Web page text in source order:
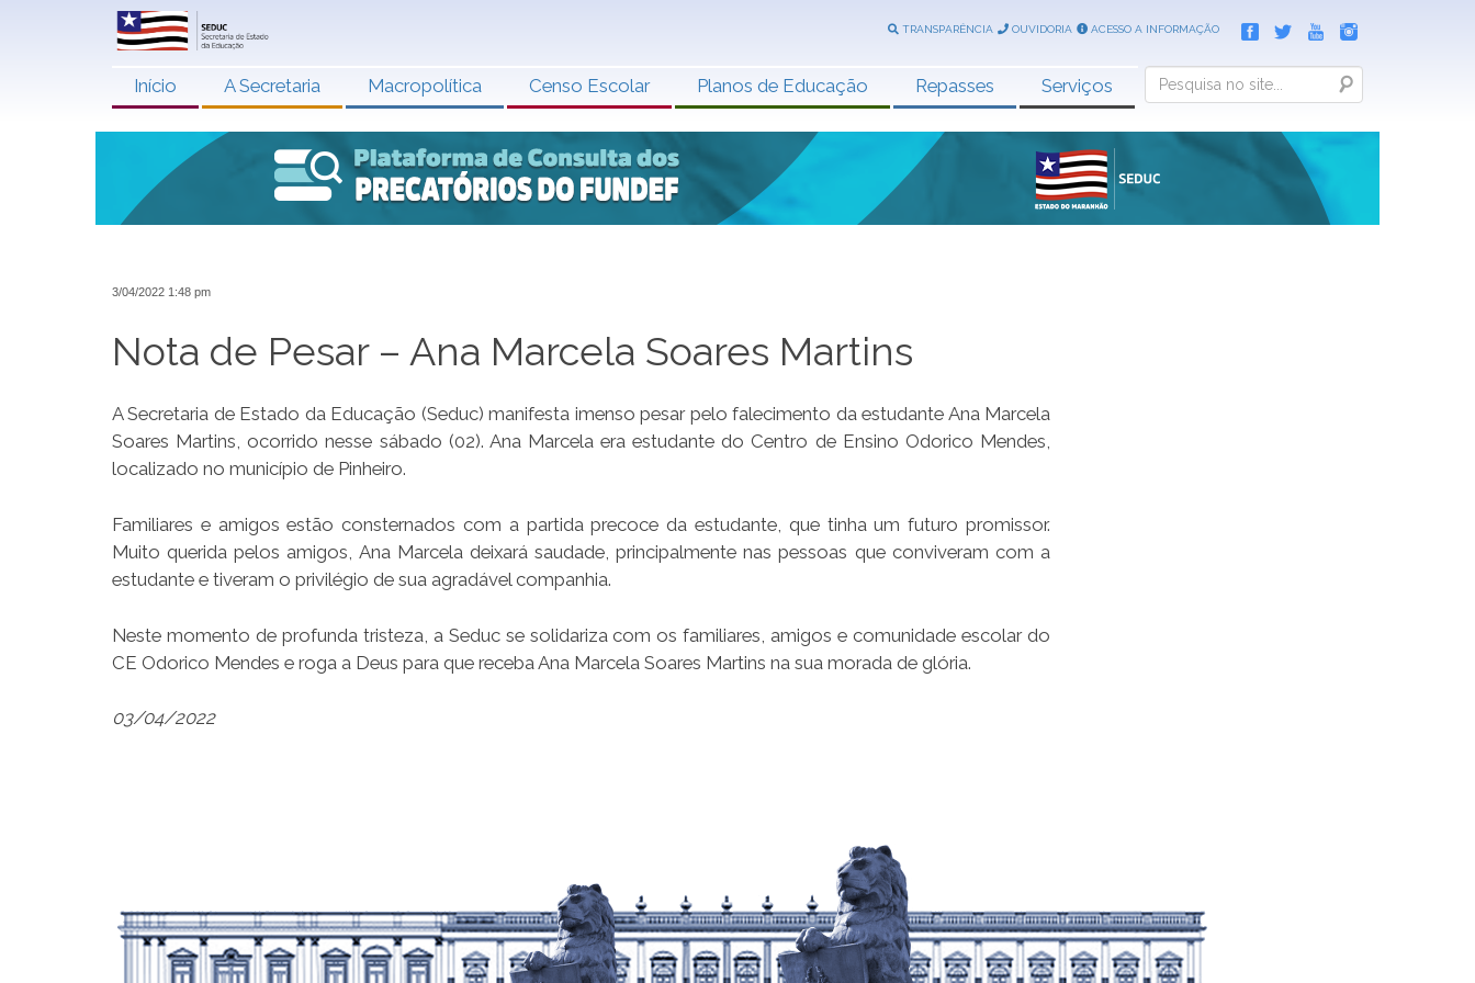
TRANSPARÊNCIA OUVIDORIA ACESSO A INFORMAÇÃO
Início A Secretaria Macropolítica Censo Escolar Planos de Educação Repasses Serviços Search
3/04/2022 1:48 pm
Nota de Pesar – Ana Marcela Soares Martins
A Secretaria de Estado da Educação (Seduc) manifesta imenso pesar pelo falecimento da estudante Ana Marcela
Soares Martins, ocorrido nesse sábado (02). Ana Marcela era estudante do Centro de Ensino Odorico Mendes,
localizado no município de Pinheiro.
Familiares e amigos estão consternados com a partida precoce da estudante, que tinha um futuro promissor.
Muito querida pelos amigos, Ana Marcela deixará saudade, principalmente nas pessoas que conviveram com a
estudante e tiveram o privilégio de sua agradável companhia.
Neste momento de profunda tristeza, a Seduc se solidariza com os familiares, amigos e comunidade escolar do
CE Odorico Mendes e roga a Deus para que receba Ana Marcela Soares Martins na sua morada de glória.
03/04/2022